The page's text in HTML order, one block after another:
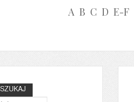
A B C D E-F